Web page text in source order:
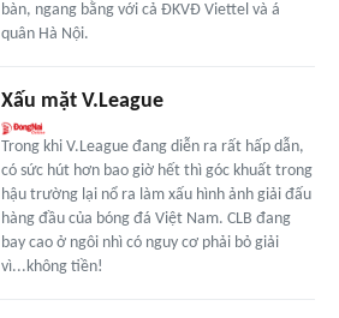
bàn, ngang bằng với cả ĐKVĐ Viettel và á
quân Hà Nội.
Xấu mặt V.League
Trong khi V.League đang diễn ra rất hấp dẫn,
có sức hút hơn bao giờ hết thì góc khuất trong
hậu trường lại nổ ra làm xấu hình ảnh giải đấu
hàng đầu của bóng đá Việt Nam. CLB đang
bay cao ở ngôi nhì có nguy cơ phải bỏ giải
vì...không tiền!